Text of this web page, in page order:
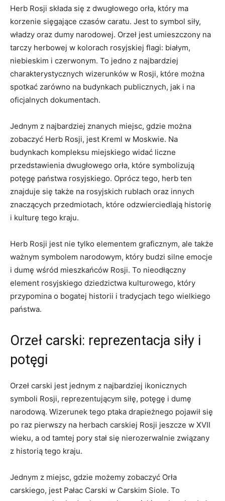
Herb Rosji⁤ składa ‍się z ⁣dwugłowego orła, który ma
korzenie ​sięgające czasów caratu. Jest to symbol siły,
władzy oraz⁢ dumy narodowej. Orzeł jest umieszczony na
tarczy herbowej w kolorach rosyjskiej flagi: białym,
‌niebieskim i czerwonym.⁢ To jedno z najbardziej
charakterystycznych​ wizerunków w ⁤Rosji,⁢ które można
spotkać zarówno⁢ na budynkach publicznych, jak i na
oficjalnych dokumentach.
Jednym z najbardziej znanych⁣ miejsc, gdzie ‍można
⁤zobaczyć Herb ‍Rosji, ‍jest Kreml ⁤w ‍Moskwie. Na
‌budynkach⁣ kompleksu miejskiego widać liczne
przedstawienia dwugłowego ⁢orła,​ które ‌symbolizują
potęgę państwa rosyjskiego. Oprócz tego,⁤ herb⁣ ten
znajduje się także na ‍rosyjskich ⁤rublach oraz innych
znaczących przedmiotach, ​które odzwierciedlają historię
i ⁤kulturę tego kraju.
Herb Rosji jest nie tylko elementem graficznym, ale także
ważnym symbolem ⁤narodowym, który budzi silne emocje
i ​dumę wśród mieszkańców Rosji. To‌ nieodłączny
element rosyjskiego dziedzictwa ‍kulturowego, który
przypomina o bogatej historii i tradycjach tego wielkiego
państwa.
Orzeł carski: reprezentacja siły ​i
potęgi
Orzeł carski jest jednym z najbardziej ikonicznych
symboli⁢ Rosji, reprezentującym siłę, potęgę i dumę
narodową.⁣ Wizerunek ⁣tego‌ ptaka drapieżnego pojawił się
po raz pierwszy na⁢ herbach carskiej Rosji jeszcze w XVII
wieku, a od ‌tamtej pory stał ⁤się nierozerwalnie związany
z⁢ historią tego ⁣kraju.
Jednym z⁤ miejsc,⁢ gdzie możemy⁢ zobaczyć ⁢Orła
carskiego, jest Pałac ⁢Carski w Carskim Siole. To